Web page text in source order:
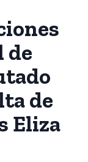
de
de
Eliza